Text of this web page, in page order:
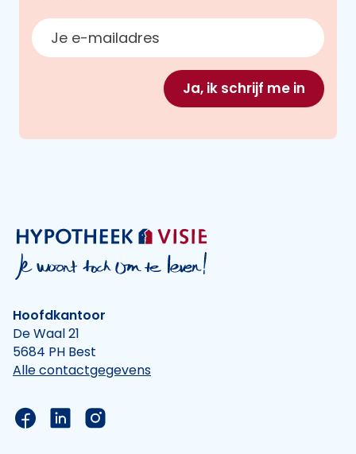
E-mailadres
Ja, ik schrijf me in
Hoofdkantoor
De Waal 21
5684 PH Best
Alle contactgegevens
Link naar de Facebook pagina van Hypotheek
Link naar de LinkedIn pagina van
Link naar de Instagram pagina van